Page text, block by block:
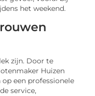
het weekend.
zijn. Door te
Huizen
een professionele
service,